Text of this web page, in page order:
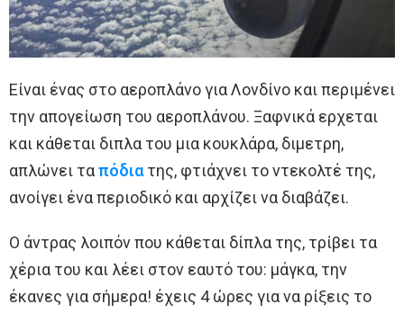
Είναι ένας στο αεροπλάνο για Λονδίνο και περιμένει
την απογείωση του αεροπλάνου. Ξαφνικά ερχεται
και κάθεται διπλα του μια κουκλάρα, διμετρη,
απλώνει ταπόδιατης, φτιάχνει το ντεκολτέ της,
ανοίγει ένα περιοδικό και αρχίζει να διαβάζει.
Ο άντρας λοιπόν που κάθεται δίπλα της, τρίβει τα
χέρια του και λέει στον εαυτό του: μάγκα, την
έκανες για σήμερα! έχεις 4 ώρες για να ρίξεις το